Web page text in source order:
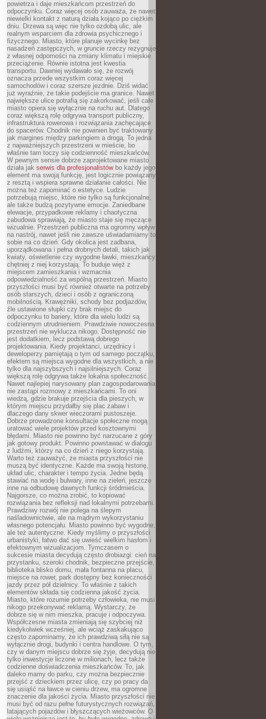
powietrza i daje mieszkańcom przestrzeń do
odpoczynku. Coraz więcej osób zauważa, że nawet
niewielki kontakt z naturą działa kojąco po ciężkim
dniu. Drzewa są więc nie tylko ozdobą ulic, ale
realnym wsparciem dla zdrowia psychicznego i
fizycznego. Miasto, które planuje wycinkę bez
nasadzeń zastępczych, w gruncie rzeczy rezygnuje
z własnej odporności na zmiany klimatu i miejskie
przeciążenie. Równie istotna jest kwestia
transportu. Dawniej wydawało się, że rozwój
oznacza przede wszystkim coraz więcej
samochodów i coraz szersze jezdnie. Dziś widać
już wyraźnie, że takie podejście ma granice. Nawet
największe ulice potrafią się zakorkować, jeśli całe
miasto opiera się wyłącznie na ruchu aut. Dlatego
coraz większą rolę odgrywa transport publiczny,
infrastruktura rowerowa i rozwiązania zachęcające
do spacerów. Chodnik nie powinien być traktowany
jak margines między parkingiem a drogą. To jedna
z najważniejszych przestrzeni w mieście, bo
właśnie tam toczy się codzienność mieszkańców.
W pewnym sensie dobrze zaprojektowane miasto
działa jak serwis dla profesjonalistówbo każdy jego
element ma swoją funkcję, jest logicznie powiązany
z resztą i wspiera sprawne działanie całości. Nie
można też zapominać o estetyce. Ludzie
potrzebują miejsc, które nie tylko są funkcjonalne,
ale także budzą pozytywne emocje. Zaniedbane
elewacje, przypadkowe reklamy i chaotyczna
zabudowa sprawiają, że miasto staje się męczące
wizualnie. Przestrzeń publiczna ma ogromny wpływ
na nastrój, nawet jeśli nie zawsze uświadamiamy to
sobie na co dzień. Gdy okolica jest zadbana,
uporządkowana i pełna drobnych detali, takich jak
kwiaty, oświetlenie czy wygodne ławki, mieszkańcy
chętniej z niej korzystają. To buduje więź z
miejscem zamieszkania i wzmacnia
odpowiedzialność za wspólną przestrzeń. Miasto
przyszłości musi być również otwarte na potrzeby
osób starszych, dzieci i osób z ograniczoną
mobilnością. Krawężniki, schody bez podjazdów,
źle ustawione słupki czy brak miejsc do
odpoczynku to bariery, które dla wielu ludzi są
codziennym utrudnieniem. Prawdziwie nowoczesna
przestrzeń nie wyklucza nikogo. Dostępność nie
jest dodatkiem, lecz podstawą dobrego
projektowania. Kiedy projektanci, urzędnicy i
deweloperzy pamiętają o tym od samego początku,
efektem są miejsca wygodne dla wszystkich, a nie
tylko dla najszybszych i najsilniejszych. Coraz
większą rolę odgrywa także lokalna społeczność.
Nawet najlepiej narysowany plan zagospodarowania
nie zastąpi rozmowy z mieszkańcami. To oni
wiedzą, gdzie brakuje przejścia dla pieszych, w
którym miejscu przydałby się plac zabaw i
dlaczego dany skwer wieczorami pustoszeje.
Dobrze prowadzone konsultacje społeczne mogą
uratować wiele projektów przed kosztownymi
błędami. Miasto nie powinno być narzucane z góry
jak gotowy produkt. Powinno powstawać w dialogu
z ludźmi, którzy na co dzień z niego korzystają.
Warto też zauważyć, że miasta przyszłości nie
muszą być identyczne. Każde ma swoją historię,
układ ulic, charakter i tempo życia. Jedne będą
stawiać na wodę i bulwary, inne na zieleń, jeszcze
inne na odbudowę dawnych funkcji śródmieścia.
Najgorsze, co można zrobić, to kopiować
rozwiązania bez refleksji nad lokalnymi potrzebami.
Prawdziwy rozwój nie polega na ślepym
naśladownictwie, ale na mądrym wykorzystaniu
własnego potencjału. Miasto powinno być wygodne,
ale też autentyczne. Kiedy myślimy o przyszłości
urbanistyki, łatwo dać się uwieść wielkim hasłom i
efektownym wizualizacjom. Tymczasem o
sukcesie miasta decydują często drobiazgi: cień na
przystanku, szeroki chodnik, bezpieczne przejście,
biblioteka blisko domu, mała fontanna na placu,
miejsce na rower, park dostępny bez konieczności
jazdy przez pół dzielnicy. To właśnie z takich
elementów składa się codzienna jakość życia.
Miasto, które rozumie potrzeby człowieka, nie musi
nikogo przekonywać reklamą. Wystarczy, że
dobrze się w nim mieszka, pracuje i odpoczywa.
Współczesne miasta zmieniają się szybciej niż
kiedykolwiek wcześniej, ale wciąż zaskakująco
często zapominamy, że ich prawdziwą siłą nie są
wyłącznie drogi, budynki i centra handlowe. O tym,
czy w danym miejscu dobrze się żyje, decydują nie
tylko inwestycje liczone w milionach, lecz także
codzienne doświadczenia mieszkańców. To, jak
daleko mamy do parku, czy można bezpiecznie
przejść z dzieckiem przez ulicę, czy po pracy da
się usiąść na ławce w cieniu drzew, ma ogromne
znaczenie dla jakości życia. Miasto przyszłości nie
musi być od razu pełne futurystycznych rozwiązań,
latających pojazdów i błyszczących wieżowców. O